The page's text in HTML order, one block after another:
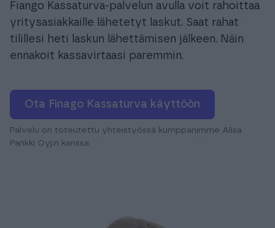
Fiango Kassaturva-palvelun avulla voit rahoittaa
yritysasiakkaille lähetetyt laskut. Saat rahat
tilillesi heti laskun lähettämisen jälkeen. Näin
ennakoit kassavirtaasi paremmin.
Ota Finago Kassaturva käyttöön
Palvelu on toteutettu yhteistyössä kumppanimme Alisa
Pankki Oyj:n kanssa